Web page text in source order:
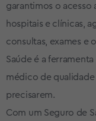
garantimos o acesso
hospitais e clínicas,
consultas, exames e
Saúde é a
médico de qualidade
precisarem.
Com um Seguro de